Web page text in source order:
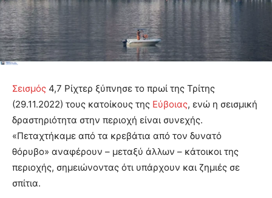
Σεισμός 4,7 Ρίχτερ ξύπνησε το πρωί της Τρίτης
(29.11.2022) τους κατοίκους της Εύβοιας, ενώ η σεισμική
δραστηριότητα στην περιοχή είναι συνεχής.
«Πεταχτήκαμε από τα κρεβάτια από τον δυνατό
θόρυβο» αναφέρουν – μεταξύ άλλων – κάτοικοι της
περιοχής, σημειώνοντας ότι υπάρχουν και ζημιές σε
σπίτια.